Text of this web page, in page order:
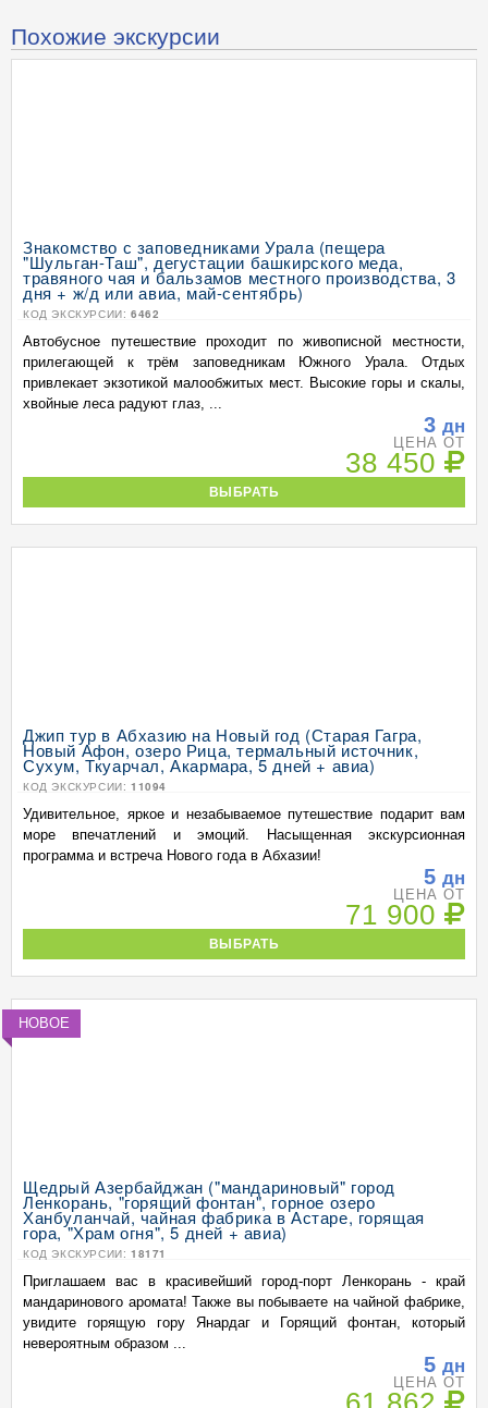
Похожие экскурсии
Знакомство с заповедниками Урала (пещера
"Шульган-Таш", дегустации башкирского меда,
травяного чая и бальзамов местного производства, 3
дня + ж/д или авиа, май-сентябрь)
КОД ЭКСКУРСИИ: 6462
Автобусное путешествие проходит по живописной местности,
прилегающей к трём заповедникам Южного Урала. Отдых
привлекает экзотикой малообжитых мест. Высокие горы и скалы,
хвойные леса радуют глаз, ...
3 дн
ЦЕНА ОТ
38 450
ВЫБРАТЬ
Джип тур в Абхазию на Новый год (Старая Гагра,
Новый Афон, озеро Рица, термальный источник,
Сухум, Ткуарчал, Акармара, 5 дней + авиа)
КОД ЭКСКУРСИИ: 11094
Удивительное, яркое и незабываемое путешествие подарит вам
море впечатлений и эмоций. Насыщенная экскурсионная
программа и встреча Нового года в Абхазии!
5 дн
ЦЕНА ОТ
71 900
ВЫБРАТЬ
НОВОЕ
Щедрый Азербайджан ("мандариновый" город
Ленкорань, "горящий фонтан", горное озеро
Ханбуланчай, чайная фабрика в Астаре, горящая
гора, "Храм огня", 5 дней + авиа)
КОД ЭКСКУРСИИ: 18171
Приглашаем вас в красивейший город-порт Ленкорань - край
мандаринового аромата! Также вы побываете на чайной фабрике,
увидите горящую гору Янардаг и Горящий фонтан, который
невероятным образом ...
5 дн
ЦЕНА ОТ